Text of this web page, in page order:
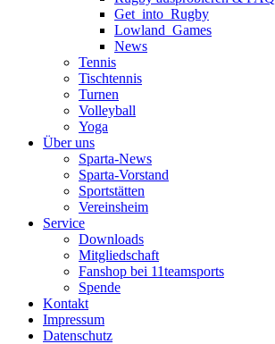
Get_into_Rugby
Lowland_Games
News
Tennis
Tischtennis
Turnen
Volleyball
Yoga
Über uns
Sparta-News
Sparta-Vorstand
Sportstätten
Vereinsheim
Service
Downloads
Mitgliedschaft
Fanshop bei 11teamsports
Spende
Kontakt
Impressum
Datenschutz